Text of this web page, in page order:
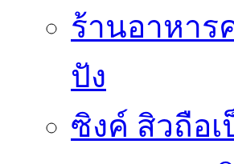
ร้านอาหาร
ปัง
ซิงค์ สิวถือ